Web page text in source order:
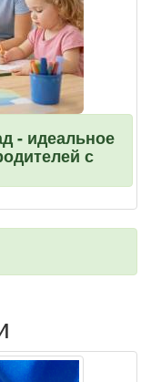
- идеальное
с